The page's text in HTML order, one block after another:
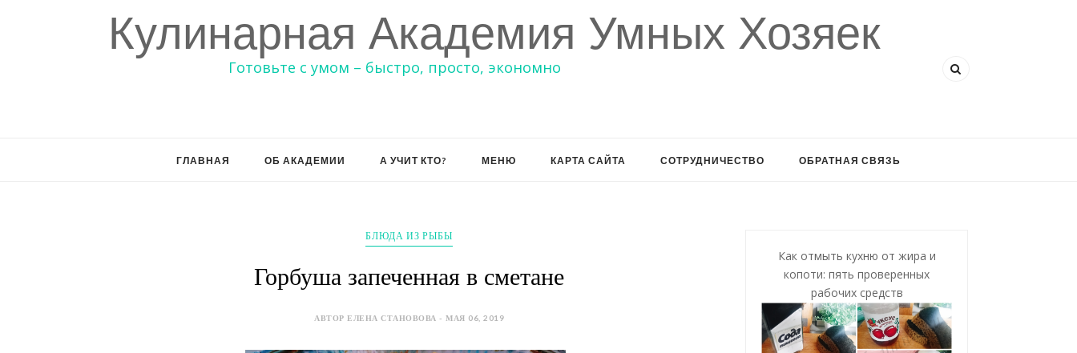
Кулинарная Академия Умных Хозяек
Готовьте с умом – быстро, просто, экономно
ГЛАВНАЯ ОБ АКАДЕМИИ А УЧИТ КТО? МЕНЮ КАРТА САЙТА СОТРУДНИЧЕСТВО ОБРАТНАЯ СВЯЗЬ
БЛЮДА ИЗ РЫБЫ
Горбуша запеченная в сметане
АВТОР ЕЛЕНА СТАНОВОВА - МАЯ 06, 2019
Как отмыть кухню от жира и
копоти: пять проверенных
рабочих средств